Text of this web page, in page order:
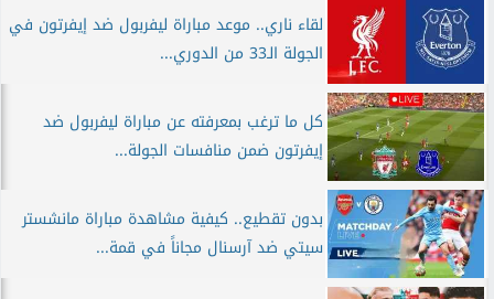
لقاء ناري.. موعد مباراة ليفربول ضد إيفرتون في
الجولة الـ33 من الدوري...
كل ما ترغب بمعرفته عن مباراة ليفربول ضد
إيفرتون ضمن منافسات الجولة...
بدون تقطيع.. كيفية مشاهدة مباراة مانشستر
سيتي ضد آرسنال مجاناً في قمة...